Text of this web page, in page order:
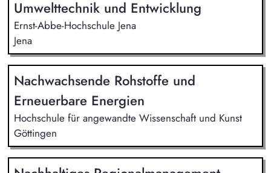
Umwelttechnik und Entwicklung
Ernst-Abbe-Hochschule Jena
Jena
Nachwachsende Rohstoffe und
Erneuerbare Energien
Hochschule für angewandte Wissenschaft und Kunst
Göttingen